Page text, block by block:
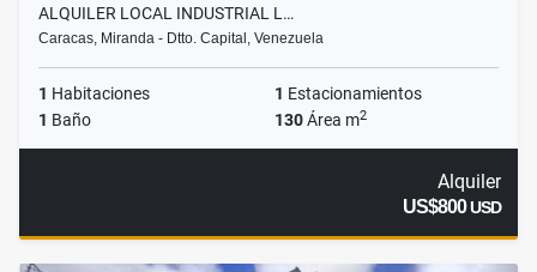
ALQUILER LOCAL INDUSTRIAL L…
Caracas, Miranda - Dtto. Capital, Venezuela
1 Habitaciones 1 Estacionamientos
1 Baño 130Área m2
Alquiler
US$800USD